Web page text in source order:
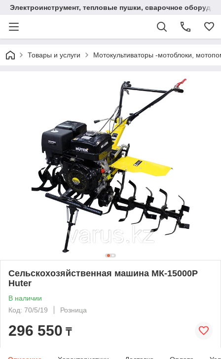
Электроинструмент, тепловые пушки, сварочное
Товары и услуги Мотокультиваторы -мотоблоки,
Сельскохозяйственная машина МК-15000P
Huter
В наличии
Код: 70/5/19
Розница
296 550 ₸